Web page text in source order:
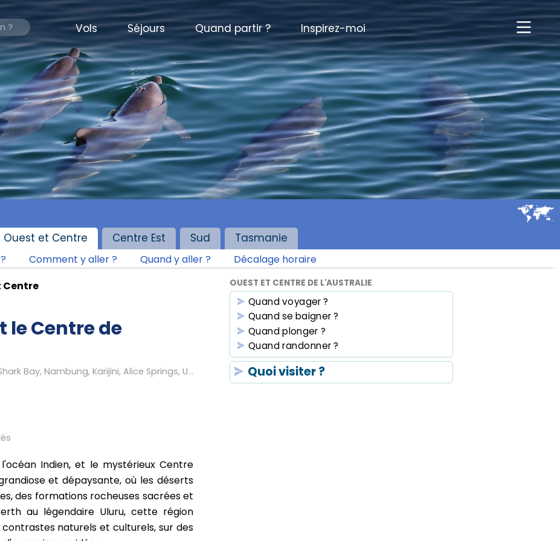
Vols Séjours Quand partir ? Inspirez-moi
Ouest et Centre Centre Est Sud Tasmanie
Comment y aller ? Quand y aller ? Décalage horaire
OUEST ET CENTRE DE L'AUSTRALIE
Quand voyager ?
Quand se baigner ?
Quand plonger ?
Quand randonner ?
Quoi visiter ?
Centre
le Centre de
Perth, Coral Coast, Cape Range, Shark Bay, Nambung, Karijini, Alice Springs, Uluru, King Canyon...
Indien, et le mystérieux Centre
et dépaysante, où les déserts
des formations rocheuses sacrées et
au légendaire Uluru, cette région
naturels et culturels, sur des